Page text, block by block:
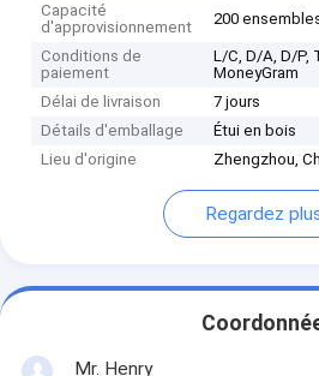
Capacité
d'approvisionnement
200
Conditions de
paiement
L/C, D/A, D/P,
MoneyGram
Délai de livraison
7 jours
Détails d'emballage
Étui en bois
Lieu d'origine
Zhengzhou,
Regardez
Mr. Henry